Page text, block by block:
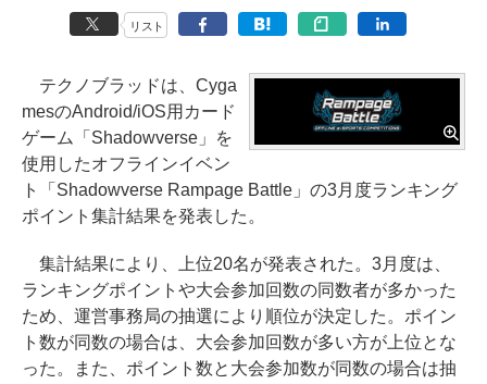
リスト
テクノブラッドは、Cyga
mesのAndroid/iOS用カード
ゲーム「Shadowverse」を
使用したオフラインイベン
ト「Shadowverse Rampage Battle」の3月度ランキング
ポイント集計結果を発表した。
集計結果により、上位20名が発表された。3月度は、
ランキングポイントや大会参加回数の同数者が多かった
ため、運営事務局の抽選により順位が決定した。ポイン
ト数が同数の場合は、大会参加回数が多い方が上位とな
った。また、ポイント数と大会参加数が同数の場合は抽